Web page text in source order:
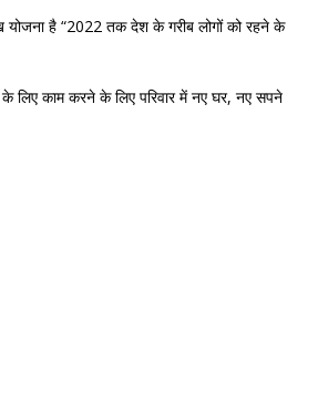
योजना है “2022 तक देश के गरीब लोगों को रहने के
लिए काम करने के लिए परिवार में नए घर, नए सपने